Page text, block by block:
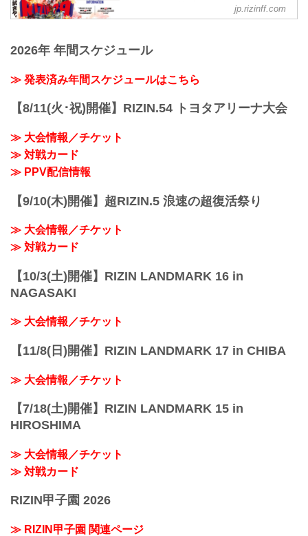
す。返金受付までご案内致します。返金
手続きに関しましては、当日会場のみで
しくお願い致します。
【4/23更新】開催日延期に関して
しておりました...
阪にて開催を予定しておりましたYogibo
（日）へ延期となりました。（ご購入の
チケットは延期日程にそのままご利用に
なれます。）
開催日延期に伴うチケットの払戻しに関
jp.rizinff.com
2026年 年間スケジュール
≫ 発表済み年間スケジュールはこちら
【8/11(火･祝)開催】RIZIN.54 トヨタアリーナ大会
≫ 大会情報／チケット
≫ 対戦カード
≫ PPV配信情報
【9/10(木)開催】超RIZIN.5 浪速の超復活祭り
≫ 大会情報／チケット
≫ 対戦カード
【10/3(土)開催】RIZIN LANDMARK 16 in
NAGASAKI
≫ 大会情報／チケット
【11/8(日)開催】RIZIN LANDMARK 17 in CHIBA
≫ 大会情報／チケット
【7/18(土)開催】RIZIN LANDMARK 15 in
HIROSHIMA
≫ 大会情報／チケット
≫ 対戦カード
RIZIN甲子園 2026
≫ RIZIN甲子園 関連ページ